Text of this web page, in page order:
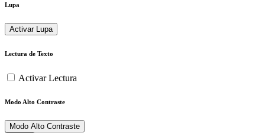
Lupa
Activar Lupa
Lectura de Texto
Activar Lectura
Modo Alto Contraste
Modo Alto Contraste